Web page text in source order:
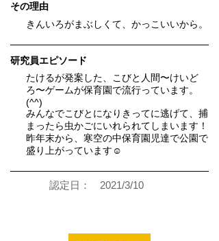
​その理由
きんいろがまぶしくて、かっこいいから。
研究員エピソード
たけるが発案した、こびと人間〜けいど
ろ〜ゲームが保育園で流行っています。
(^^)
みんなでこびとになりきってに逃げて、捕
まったら虫かごにいれられてしまいます！
昨年末から、寒空の中保育園児達で公園で
盛り上がっています☺︎
認定日： 2021/3/10